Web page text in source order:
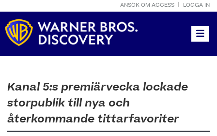
ANSÖK OM ACCESS LOGGA IN
Kanal 5:s premiärvecka lockade
storpublik till nya och
återkommande tittarfavoriter